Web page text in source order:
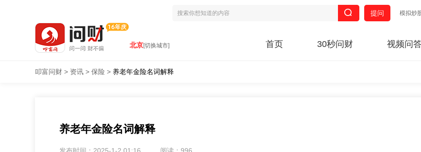
模拟炒
提问
北京[切换城市] 首页 30秒问财 视频问
叩富问财 > 资讯 > 保险 > 养老年金险名词解释
养老年金险名词解释